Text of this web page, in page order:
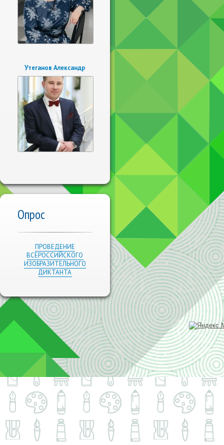
Утеганов Александр
Опрос
ПРОВЕДЕНИЕ
ВСЕРОССИЙСКОГО
ИЗОБРАЗИТЕЛЬНОГО
ДИКТАНТА